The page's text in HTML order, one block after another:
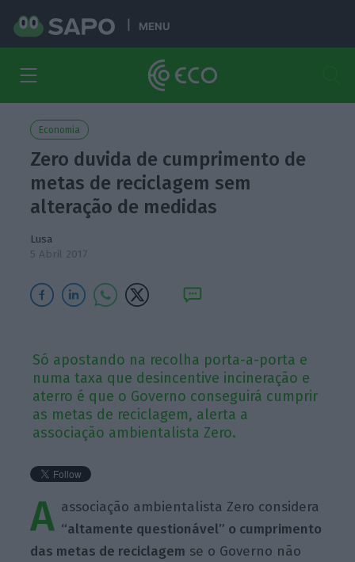
MENU
Economia
Zero duvida de cumprimento de
metas de reciclagem sem
alteração de medidas
Lusa
5 Abril 2017
Só apostando na recolha porta-a-porta e
numa taxa que desincentive incineração e
aterro é que o Governo conseguirá cumprir
as metas de reciclagem, alerta a
associação ambientalista Zero.
A associação ambientalista Zero considera
“altamente questionável” o cumprimento
das metas de reciclagem se o Governo não